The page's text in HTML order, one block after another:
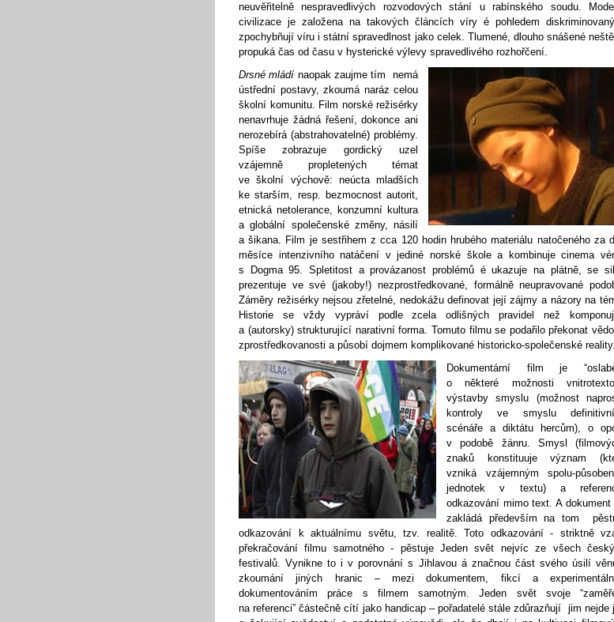
neuvěřitelně nespravedlivých rozvodových stání u rabínského soudu.
civilizace je založena na takových článcích víry é pohledem
zpochybňují víru i státní spravedlnost jako celek. Tlumené, dlouho snášené
propuká čas od času v hysterické výlevy spravedlivého rozhořčení.
Drsné mládínaopak zaujme tím nemá
ústřední postavy, zkoumá naráz celou
školní komunitu. Film norské režisérky
nenavrhuje žádná řešení, dokonce ani
nerozebírá (abstrahovatelné) problémy.
Spíše zobrazuje gordický uzel
vzájemně propletených témat
ve školní výchově: neúcta mladších
ke starším, resp. bezmocnost autorit,
etnická netolerance, konzumní kultura
a globální společenské změny, násilí
a šikana. Film je sestřihem z cca 120 hodin hrubého materiálu natočeného za
měsíce intenzivního natáčení v jediné norské škole a kombinuje cinema
s Dogma 95. Spletitost a provázanost problémů é ukazuje na plátně, se
prezentuje ve své (jakoby!) nezprostředkované, formálně neupravované
Záměry režisérky nejsou zřetelné, nedokážu definovat její zájmy a názory na
Historie se vždy vypráví podle zcela odlišných pravidel než
a (autorsky) strukturující narativní forma. Tomuto filmu se podařilo překonat
zprostředkovanosti a působí dojmem komplikované historicko-společenské reality.
Dokumentární film je
o některé možnosti
výstavby smyslu (možnost
kontroly ve smyslu
scénáře a diktátu hercům), o
v podobě žánru. Smysl
znaků konstituuje význam
vzniká vzájemným spolu-
jednotek v textu) a
odkazování mimo text. A dokument
zakládá především na tom
odkazování k aktuálnímu světu, tzv. realitě. Toto odkazování - striktně
překračování filmu samotného - pěstuje Jeden svět nejvíc ze všech
festivalů. Vynikne to i v porovnání s Jihlavou á značnou část svého úsilí
zkoumání jiných hranic – mezi dokumentem, fikcí a
dokumentováním práce s filmem samotným. Jeden svět svoje
na referenci” částečně cítí jako handicap – pořadatelé stále zdůrazňují jim nejde